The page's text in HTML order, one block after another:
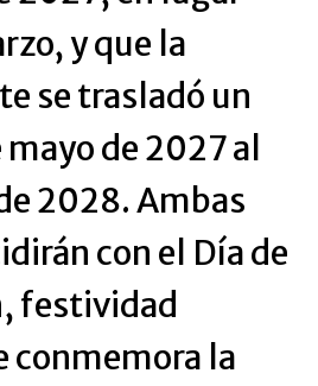
y que la
se trasladó un
de 2027 al
2028. Ambas
con el Día de
festividad
conmemora la